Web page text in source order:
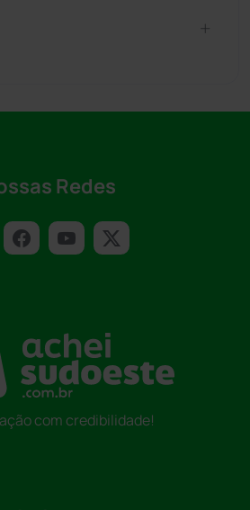
Redes
com credibilidade!